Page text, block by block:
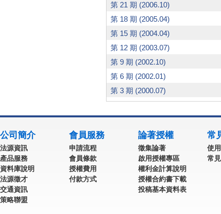
第 21 期 (2006.10)
第 18 期 (2005.04)
第 15 期 (2004.04)
第 12 期 (2003.07)
第 9 期 (2002.10)
第 6 期 (2002.01)
第 3 期 (2000.07)
公司簡介
法源資訊
產品服務
資料庫說明
法源徵才
交通資訊
策略聯盟
會員服務
申請流程
會員條款
授權費用
付款方式
論著授權
徵集論著
啟用授權專區
權利金計算說明
授權合約書下載
投稿基本資料表
常
使
常